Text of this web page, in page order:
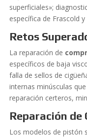
superficiales»;
específica de Frascold
Retos
La reparación de
específicos de baja
falla de sellos de
internas minúsculas
reparación certeros,
Reparación de
Los modelos de pistón